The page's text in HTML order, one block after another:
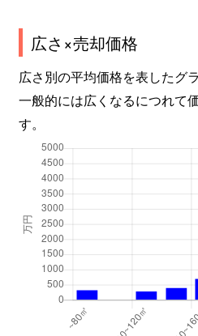
広さ×売却価格
広さ別の平均価格を表したグ
一般的には広くなるにつれて
す。